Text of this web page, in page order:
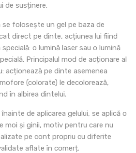
de susținere.
folosește un gel pe baza de
direct pe dinte, acțiunea lui fiind
o lumină laser sau o lumină
Principalul mod de acționare al
acționează pe dinte asemenea
(colorate) le decolorează,
în albirea dintelui.
de aplicarea gelului, se aplică o
moi și ginii, motiv pentru care nu
pe cont propriu cu diferite
aflate în comerț.